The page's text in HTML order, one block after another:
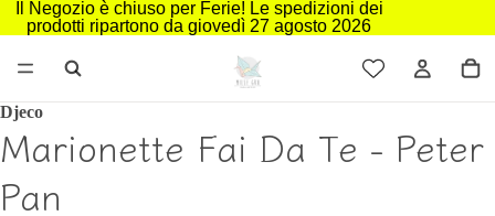
Il Negozio è chiuso per Ferie! Le spedizioni dei
prodotti ripartono da giovedì 27 agosto 2026
Djeco
Marionette Fai Da Te - Peter
Pan